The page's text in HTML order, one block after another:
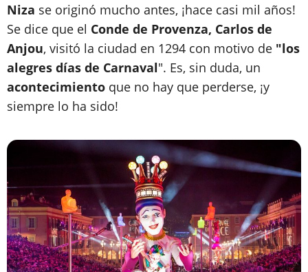
Niza se originó mucho antes, ¡hace casi mil años!
Se dice que el Conde de Provenza, Carlos de
Anjou, visitó la ciudad en 1294 con motivo de "los
alegres días de Carnaval". Es, sin duda, un
acontecimiento que no hay que perderse, ¡y
siempre lo ha sido!